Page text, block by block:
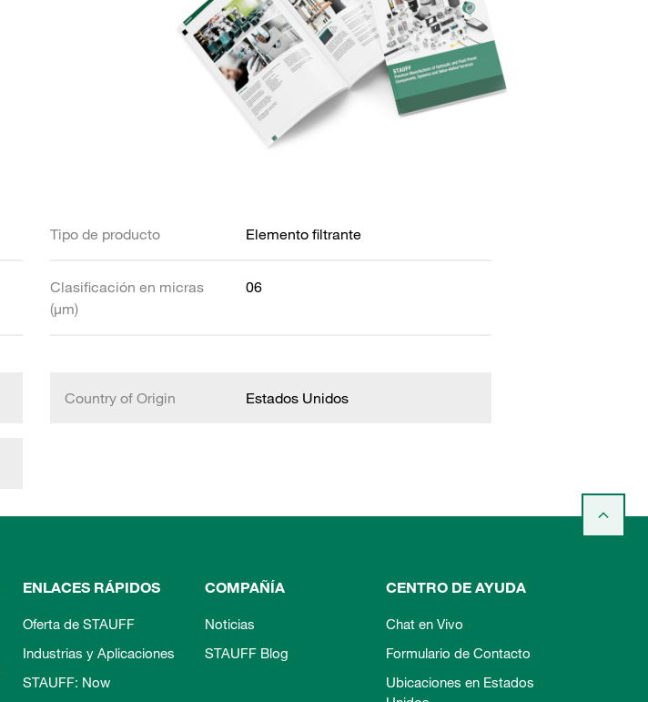
Tipo de producto Elemento filtrante
Clasificación en micras
(µm)
06
Country of Origin Estados Unidos
ENLACES RÁPIDOS
Oferta de STAUFF
Industrias y Aplicaciones
STAUFF: Now
COMPAÑÍA
Noticias
STAUFF Blog
CENTRO DE AYUDA
Chat en Vivo
Formulario de Contacto
Ubicaciones en Estados